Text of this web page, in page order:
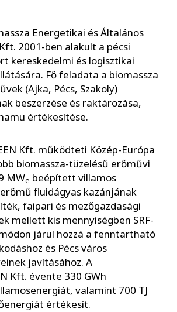
Energetikai és Általános
2001-ben alakult a pécsi
kereskedelmi és logisztikai
Fő feladata a biomassza
(Ajka, Pécs, Szakoly)
beszerzése és raktározása,
értékesítése.
Kft. működteti Közép-Európa
biomassza-tüzelésű erőművi
MWe beépített villamos
fluidágyas kazánjának
faipari és mezőgazdasági
mellett kis mennyiségben SRF-
járul hozzá a fenntartható
és Pécs város
javításához. A
Kft. évente 330 GWh
valamint 700 TJ
értékesít.